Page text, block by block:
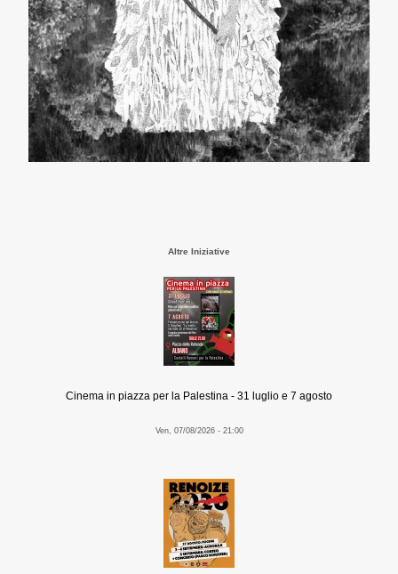
Altre Iniziative
Cinema in piazza per la Palestina - 31 luglio e 7 agosto
Ven, 07/08/2026 - 21:00